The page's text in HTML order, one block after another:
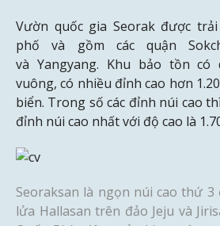
Vườn quốc gia Seorak được
phố và gồm các quận
và Yangyang. Khu bảo tồn có
vuông, có nhiều đỉnh cao hơn
biển. Trong số các đỉnh núi cao
đỉnh núi cao nhất với độ cao là
Seoraksan là ngọn núi cao thứ 3
lửa Hallasan trên đảo Jeju và